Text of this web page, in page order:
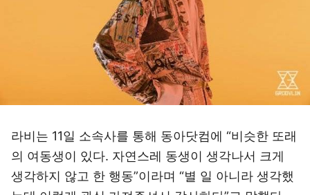
라비는 11일 소속사를 통해 동아닷컴에 “비슷한 또래
의 여동생이 있다. 자연스레 동생이 생각나서 크게
생각하지 않고 한 행동”이라며 “별 일 아니라 생각했